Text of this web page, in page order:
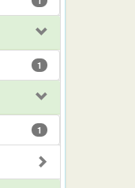
1
1